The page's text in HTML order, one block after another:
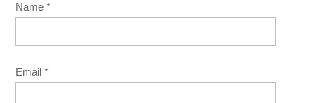
Name*
Email*